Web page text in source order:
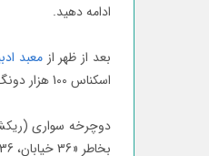
ادامه دهید.
بعد از ظهر ازمعبد
اسکناس 100 هزار دونگ ویتنامی نشان داده شده است.
دوچرخه سواری